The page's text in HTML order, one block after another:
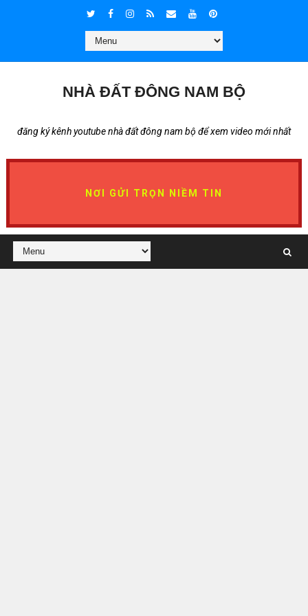
NHÀ ĐẤT ĐÔNG NAM BỘ
đăng ký kênh youtube nhà đất đông nam bộ để xem video mới nhất
NƠI GỬI TRỌN NIỀM TIN